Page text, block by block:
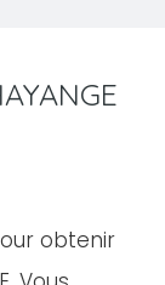
obtenir